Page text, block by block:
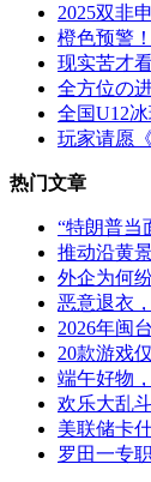
2025双非
橙色预警
现实苦才
全方位の
全国U12
玩家请愿
热门文章
“特朗普当
推动沿黄
外企为何
恶意退衣
2026年闽
20款游戏
端午好物
欢乐大乱
美联储卡
罗田一专